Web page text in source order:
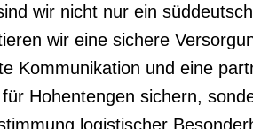
wir nicht nur ein
wir eine sichere
Kommunikation und eine
Hohentengen sichern,
logistischer